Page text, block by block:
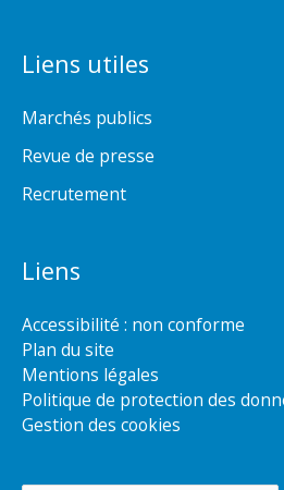
Liens utiles
Marchés publics
Revue de presse
Recrutement
Liens
Accessibilité : non conforme
Plan du site
Mentions légales
Politique de protection des
Gestion des cookies